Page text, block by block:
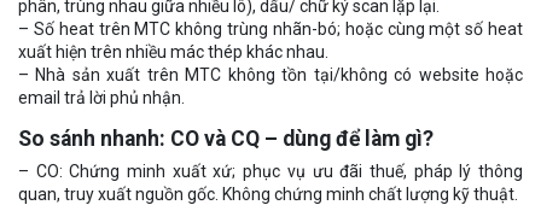
phân, trùng nhau giữa nhiều lô), dấu/ chữ ký scan lặp lại.
– Số heat trên MTC không trùng nhãn-bó; hoặc cùng một số heat
xuất hiện trên nhiều mác thép khác nhau.
– Nhà sản xuất trên MTC không tồn tại/không có website hoặc
email trả lời phủ nhận.
So sánh nhanh: CO và CQ – dùng để làm gì?
– CO: Chứng minh xuất xứ; phục vụ ưu đãi thuế, pháp lý thông
quan, truy xuất nguồn gốc. Không chứng minh chất lượng kỹ thuật.